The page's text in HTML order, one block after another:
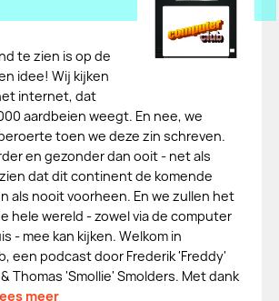
te zien is op de
idee! Wij kijken
internet, dat
aardbeien weegt. En nee, we
toen we deze zin schreven.
en gezonder dan ooit - net als
dat dit continent de komende
als nooit voorheen. En we zullen het
hele wereld - zowel via de computer
- mee kan kijken. Welkom in
een podcast door Frederik 'Freddy'
Thomas 'Smollie' Smolders. Met dank
meer